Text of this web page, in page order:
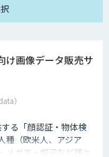
け画像データ販売サ
）
る「顔認証・物体検
種（欧米人、アジア
メガネ・帽子など様々